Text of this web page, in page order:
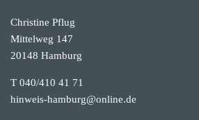
Christine Pflug
Mittelweg 147
20148 Hamburg
T 040/410 41 71
hinweis-hamburg@online.de